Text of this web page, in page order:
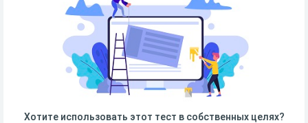
Хотите использовать этот тест в собственных целях?